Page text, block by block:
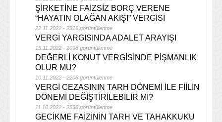
ŞİRKETİNE FAİZSİZ BORÇ VERENE
“HAYATIN OLAĞAN AKIŞI” VERGİSİ
22.11.2022 - 2316 görüntülenme
VERGİ YARGISINDA ADALET ARAYIŞI
15.11.2022 - 2098 görüntülenme
DEĞERLİ KONUT VERGİSİNDE PİŞMANLIK
OLUR MU?
10.11.2022 - 2208 görüntülenme
VERGİ CEZASININ TARH DÖNEMİ İLE FİİLİN
DÖNEMİ DEĞİŞTİRİLEBİLİR Mİ?
11.10.2022 - 2538 görüntülenme
GECİKME FAİZİNİN TARH VE TAHAKKUKU